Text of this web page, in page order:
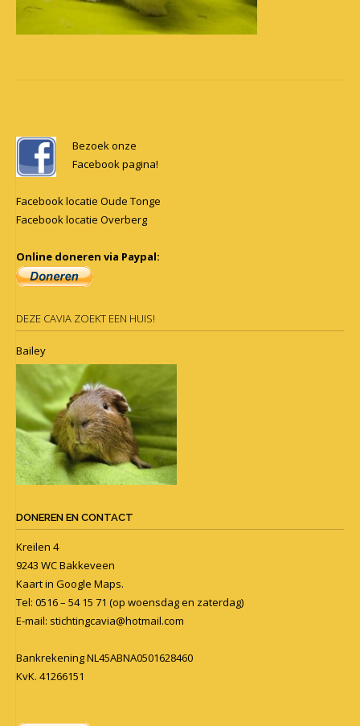
navigation
Bezoek onze
Facebook pagina!
Facebook locatie Oude Tonge
Facebook locatie Overberg
Online doneren via Paypal:
DEZE CAVIA ZOEKT EEN HUIS!
Bailey
DONEREN EN CONTACT
Kreilen 4
9243 WC Bakkeveen
Kaart in Google Maps.
Tel: 0516 – 54 15 71 (op woensdag en zaterdag)
E-mail: stichtingcavia@hotmail.com
Bankrekening NL45ABNA0501628460
KvK. 41266151